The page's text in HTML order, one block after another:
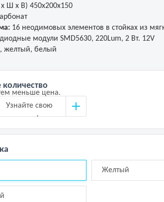
Ш х В) 450х200х150
16 неодимовых элементов в стойках из
модули SMD5630, 220Lum, 2 Вт. 12V
желтый, белый
меньше цена.
Узнайте свою
цену!
Желтый